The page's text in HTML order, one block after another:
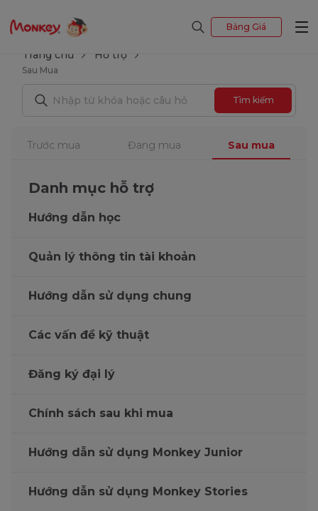
Bảng Giá
Trang chủ Hỗ trợ
Sau Mua
Tìm kiếm
Trước mua Đang mua Sau mua
Danh mục hỗ trợ
Hướng dẫn học
Quản lý thông tin tài khoản
Hướng dẫn sử dụng chung
Các vấn đề kỹ thuật
Đăng ký đại lý
Chính sách sau khi mua
Hướng dẫn sử dụng Monkey Junior
Hướng dẫn sử dụng Monkey Stories